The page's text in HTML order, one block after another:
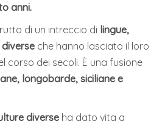
anni.
di un intreccio di lingue,
che hanno lasciato il loro
corso dei secoli. È una fusione
longobarde, siciliane e
diverse ha dato vita a